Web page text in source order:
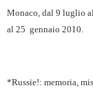
Monaco, dal 9 luglio
al 25 gennaio 2010.
*Russie!: memoria,